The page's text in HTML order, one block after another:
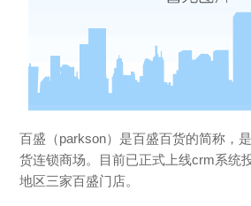
百盛（parkson）是百盛百货的简称，
货连锁商场。目前已正式上线crm系统
地区三家百盛门店。